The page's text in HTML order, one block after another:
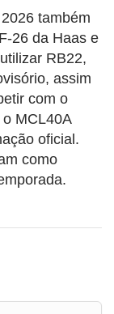
também
26 da Haas e
RB22,
assim
com o
MCL40A
oficial.
como